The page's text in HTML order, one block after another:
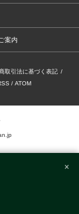
×
案内
取引法に基づく表記 /
/ ATOM
を販売致しません。